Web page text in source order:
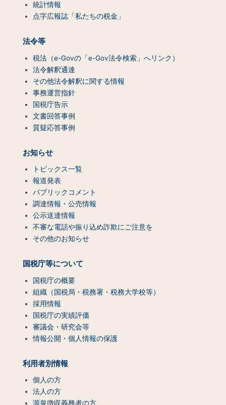
統計情報
点字広報誌「私たちの税金」
法令等
税法（e-Govの「e-Gov法令検索」へリンク）
法令解釈通達
その他法令解釈に関する情報
事務運営指針
国税庁告示
文書回答事例
質疑応答事例
お知らせ
トピックス一覧
報道発表
パブリックコメント
調達情報・公売情報
公示送達情報
不審な電話や振り込め詐欺にご注意を
その他のお知らせ
国税庁等について
国税庁の概要
組織（国税局・税務署・税務大学校等）
採用情報
国税庁の実績評価
審議会・研究会等
情報公開・個人情報の保護
利用者別情報
個人の方
法人の方
源泉徴収義務者の方